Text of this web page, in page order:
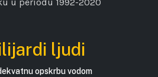
ljudi
opskrbu vodom